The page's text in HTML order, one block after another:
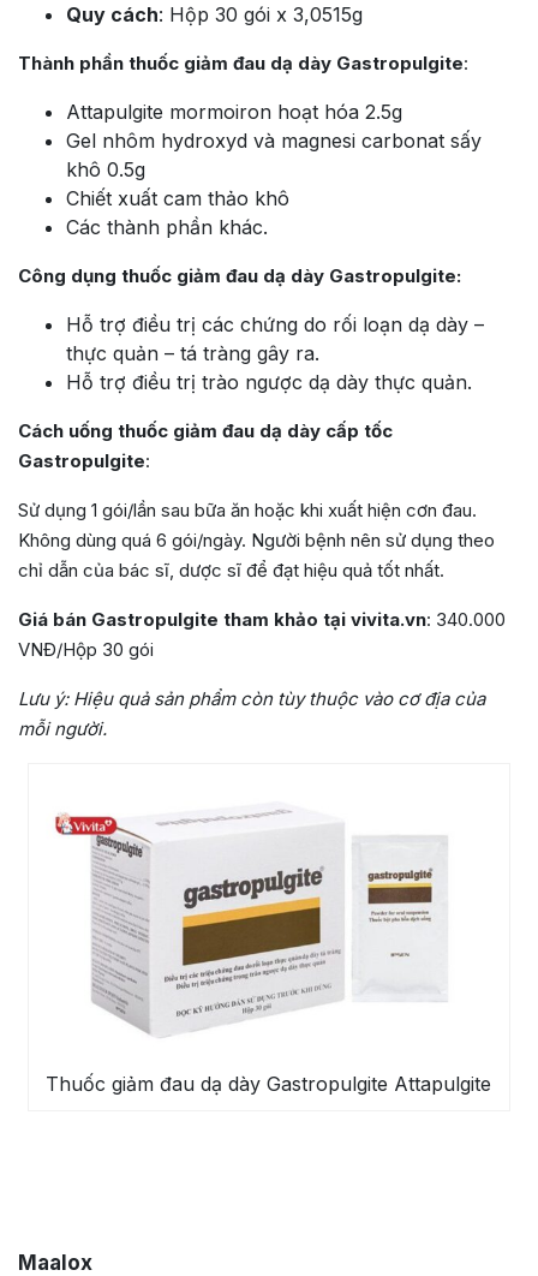
Quy cách: Hộp 30 gói x 3,0515g
Thành phần thuốc giảm đau dạ dày Gastropulgite:
Attapulgite mormoiron hoạt hóa 2.5g
Gel nhôm hydroxyd và magnesi carbonat sấy
khô 0.5g
Chiết xuất cam thảo khô
Các thành phần khác.
Công dụng thuốc giảm đau dạ dày Gastropulgite:
Hỗ trợ điều trị các chứng do rối loạn dạ dày –
thực quản – tá tràng gây ra.
Hỗ trợ điều trị trào ngược dạ dày thực quản.
Cách uống thuốc giảm đau dạ dày cấp tốc
Gastropulgite:
Sử dụng 1 gói/lần sau bữa ăn hoặc khi xuất hiện cơn đau.
Không dùng quá 6 gói/ngày. Người bệnh nên sử dụng theo
chỉ dẫn của bác sĩ, dược sĩ để đạt hiệu quả tốt nhất.
Giá bán Gastropulgite tham khảo tại vivita.vn: 340.000
VNĐ/Hộp 30 gói
Lưu ý: Hiệu quả sản phẩm còn tùy thuộc vào cơ địa của
mỗi người.
Thuốc giảm đau dạ dày Gastropulgite Attapulgite
Maalox